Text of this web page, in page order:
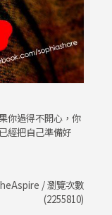
你過得不開心，你
經把自己準備好
/ 瀏覽次數
(2255810)